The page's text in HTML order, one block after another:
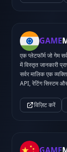
GAME
एक प्लेटफॉर्म जो गेम
में विस्तृत जानकारी
सर्वर मालिक एक
API, रेटिंग सिस्टम
विज़िट करें